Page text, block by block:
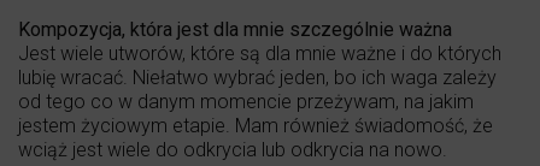
Kompozycja, która jest dla mnie szczególnie ważna
Jest wiele utworów, które są dla mnie ważne i do których
lubię wracać. Niełatwo wybrać jeden, bo ich waga zależy
od tego co w danym momencie przeżywam, na jakim
jestem życiowym etapie. Mam również świadomość, że
wciąż jest wiele do odkrycia lub odkrycia na nowo.